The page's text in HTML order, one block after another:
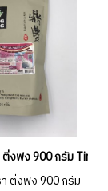
Powder 900g. (ยก
งฟง 900 กรัม Ting
ติ่งฟง 900 กรัม